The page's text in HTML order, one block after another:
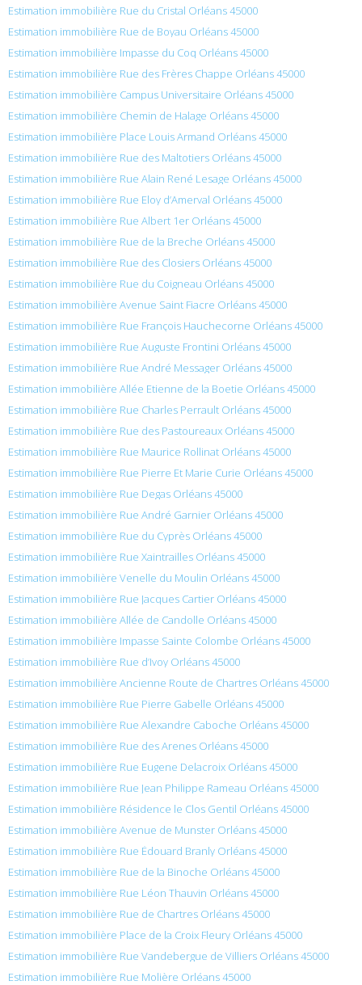
Estimation immobilière Rue du Cristal Orléans 45000
Estimation immobilière Rue de Boyau Orléans 45000
Estimation immobilière Impasse du Coq Orléans 45000
Estimation immobilière Rue des Frères Chappe Orléans 45000
Estimation immobilière Campus Universitaire Orléans 45000
Estimation immobilière Chemin de Halage Orléans 45000
Estimation immobilière Place Louis Armand Orléans 45000
Estimation immobilière Rue des Maltotiers Orléans 45000
Estimation immobilière Rue Alain René Lesage Orléans 45000
Estimation immobilière Rue Eloy d’Amerval Orléans 45000
Estimation immobilière Rue Albert 1er Orléans 45000
Estimation immobilière Rue de la Breche Orléans 45000
Estimation immobilière Rue des Closiers Orléans 45000
Estimation immobilière Rue du Coigneau Orléans 45000
Estimation immobilière Avenue Saint Fiacre Orléans 45000
Estimation immobilière Rue François Hauchecorne Orléans 45000
Estimation immobilière Rue Auguste Frontini Orléans 45000
Estimation immobilière Rue André Messager Orléans 45000
Estimation immobilière Allée Etienne de la Boetie Orléans 45000
Estimation immobilière Rue Charles Perrault Orléans 45000
Estimation immobilière Rue des Pastoureaux Orléans 45000
Estimation immobilière Rue Maurice Rollinat Orléans 45000
Estimation immobilière Rue Pierre Et Marie Curie Orléans 45000
Estimation immobilière Rue Degas Orléans 45000
Estimation immobilière Rue André Garnier Orléans 45000
Estimation immobilière Rue du Cyprès Orléans 45000
Estimation immobilière Rue Xaintrailles Orléans 45000
Estimation immobilière Venelle du Moulin Orléans 45000
Estimation immobilière Rue Jacques Cartier Orléans 45000
Estimation immobilière Allée de Candolle Orléans 45000
Estimation immobilière Impasse Sainte Colombe Orléans 45000
Estimation immobilière Rue d’Ivoy Orléans 45000
Estimation immobilière Ancienne Route de Chartres Orléans 45000
Estimation immobilière Rue Pierre Gabelle Orléans 45000
Estimation immobilière Rue Alexandre Caboche Orléans 45000
Estimation immobilière Rue des Arenes Orléans 45000
Estimation immobilière Rue Eugene Delacroix Orléans 45000
Estimation immobilière Rue Jean Philippe Rameau Orléans 45000
Estimation immobilière Résidence le Clos Gentil Orléans 45000
Estimation immobilière Avenue de Munster Orléans 45000
Estimation immobilière Rue Édouard Branly Orléans 45000
Estimation immobilière Rue de la Binoche Orléans 45000
Estimation immobilière Rue Léon Thauvin Orléans 45000
Estimation immobilière Rue de Chartres Orléans 45000
Estimation immobilière Place de la Croix Fleury Orléans 45000
Estimation immobilière Rue Vandebergue de Villiers Orléans 45000
Estimation immobilière Rue Molière Orléans 45000